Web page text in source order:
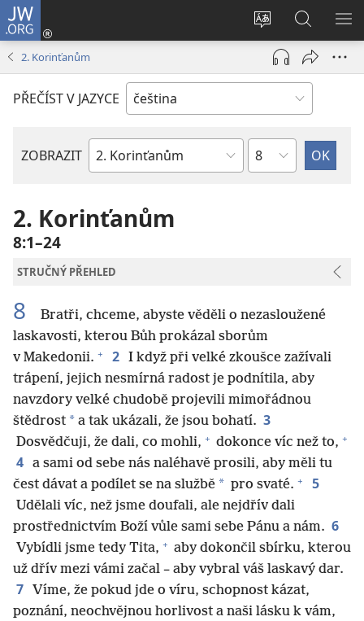
JW.ORG
Změnit
jazyk
stránek
Přihlásit
se
(otevřeno
okno)
Hledat
na
JW.ORG
2. Korinťanům
PŘEČÍST V JAZYCE
ZOBRAZIT
Biblická
Kapitola
2. Korinťanům
8:1–24
STRUČNÝ PŘEHLED
8
Bratři, chceme, abyste věděli o nezasloužené
laskavosti, kterou Bůh prokázal sborům
v Makedonii. + 2 I když při velké zkoušce zažívali
trápení, jejich nesmírná radost je podnítila, aby
navzdory velké chudobě projevili mimořádnou
štědrost * a tak ukázali, že jsou bohatí. 3
Dosvědčuji, že dali, co mohli, + dokonce víc než to, +
4 a sami od sebe nás naléhavě prosili, aby měli tu
čest dávat a podílet se na službě * pro svaté. + 5
Udělali víc, než jsme doufali, ale nejdřív dali
prostřednictvím Boží vůle sami sebe Pánu a nám. 6
Vybídli jsme tedy Tita, + aby dokončil sbírku, kterou
už dřív mezi vámi začal – aby vybral váš laskavý dar.
7
Víme, že pokud jde o víru, schopnost kázat,
poznání, neochvějnou horlivost a naši lásku k vám,